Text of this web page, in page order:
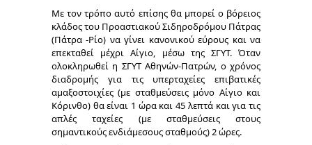
Με τον τρόπο αυτό επίσης θα μπορεί ο βόρειος
κλάδος του Προαστιακού Σιδηροδρόμου Πάτρας
(Πάτρα -Ρίο) να γίνει κανονικού εύρους και να
επεκταθεί μέχρι Αίγιο, μέσω της ΣΓΥΤ. Όταν
ολοκληρωθεί η ΣΓΥΤ Αθηνών-Πατρών, ο χρόνος
διαδρομής για τις υπερταχείες επιβατικές
αμαξοστοιχίες (με σταθμεύσεις μόνο Αίγιο και
Κόρινθο) θα είναι 1 ώρα και 45 λεπτά και για τις
απλές ταχείες (με σταθμεύσεις στους
σημαντικούς ενδιάμεσους σταθμούς) 2 ώρες.